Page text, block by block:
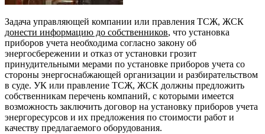
Задача управляющей компании или правления ТСЖ, ЖСК
донести информацию до собственников, что установка
приборов учета необходима согласно закону об
энергосбережении и отказ от установки грозит
принудительными мерами по установке приборов учета со
стороны энергоснабжающей организации и разбирательством
в суде. УК или правление ТСЖ, ЖСК должны предложить
собственникам перечень компаний, с которыми имеется
возможность заключить договор на установку приборов учета
энергоресурсов и их предложения по стоимости работ и
качеству предлагаемого оборудования.